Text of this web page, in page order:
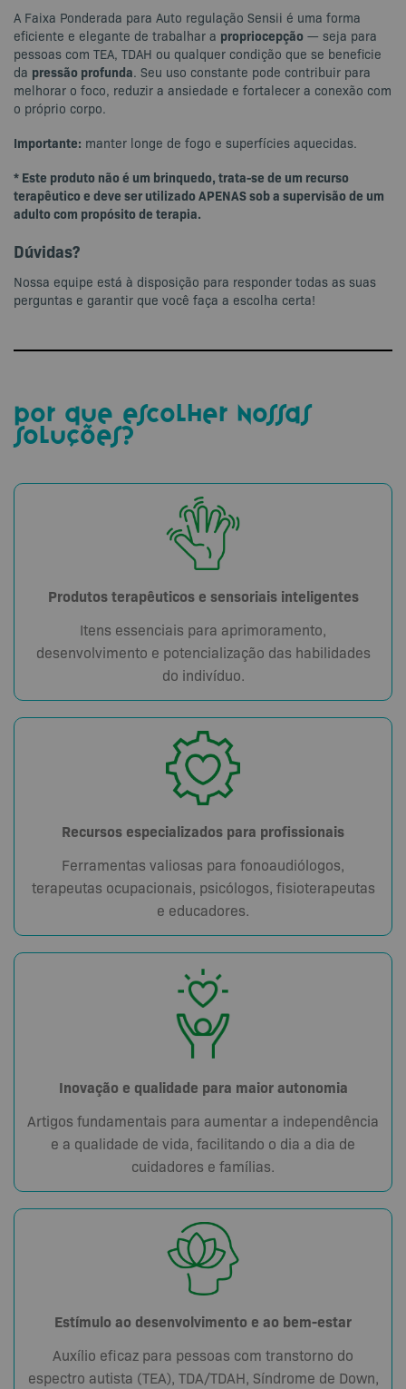
A Faixa Ponderada para Auto regulação Sensii é uma forma
eficiente e elegante de trabalhar a propriocepção — seja para
pessoas com TEA, TDAH ou qualquer condição que se beneficie
da pressão profunda. Seu uso constante pode contribuir para
melhorar o foco, reduzir a ansiedade e fortalecer a conexão com
o próprio corpo.
Importante: manter longe de fogo e superfícies aquecidas.
* Este produto não é um brinquedo, trata-se de um recurso
terapêutico e deve ser utilizado APENAS sob a supervisão de um
adulto com propósito de terapia.
Dúvidas?
Nossa equipe está à disposição para responder todas as suas
perguntas e garantir que você faça a escolha certa!
por que escolher nossas
soluções?
Produtos terapêuticos e sensoriais inteligentes
Itens essenciais para aprimoramento,
desenvolvimento e potencialização das habilidades
do indivíduo.
Recursos especializados para profissionais
Ferramentas valiosas para fonoaudiólogos,
terapeutas ocupacionais, psicólogos, fisioterapeutas
e educadores.
Inovação e qualidade para maior autonomia
Artigos fundamentais para aumentar a independência
e a qualidade de vida, facilitando o dia a dia de
cuidadores e famílias.
Estímulo ao desenvolvimento e ao bem-estar
Auxílio eficaz para pessoas com transtorno do
espectro autista (TEA), TDA/TDAH, Síndrome de Down,